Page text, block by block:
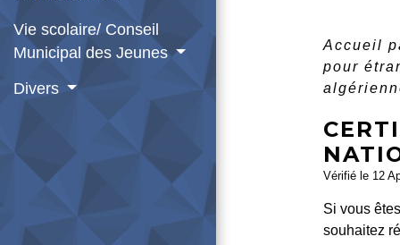
Vie scolaire/ Conseil
Municipal des Jeunes
Divers
Accueil
pour
Vérifié le 12
Si vous
souhaitez